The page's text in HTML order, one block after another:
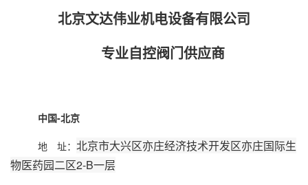
北京文达伟业机电设备有限公司
专业自控阀门供应商
中国-北京
地 址： 北京市大兴区亦庄经济技术开发区亦庄国际生
物医药园二区2-B一层